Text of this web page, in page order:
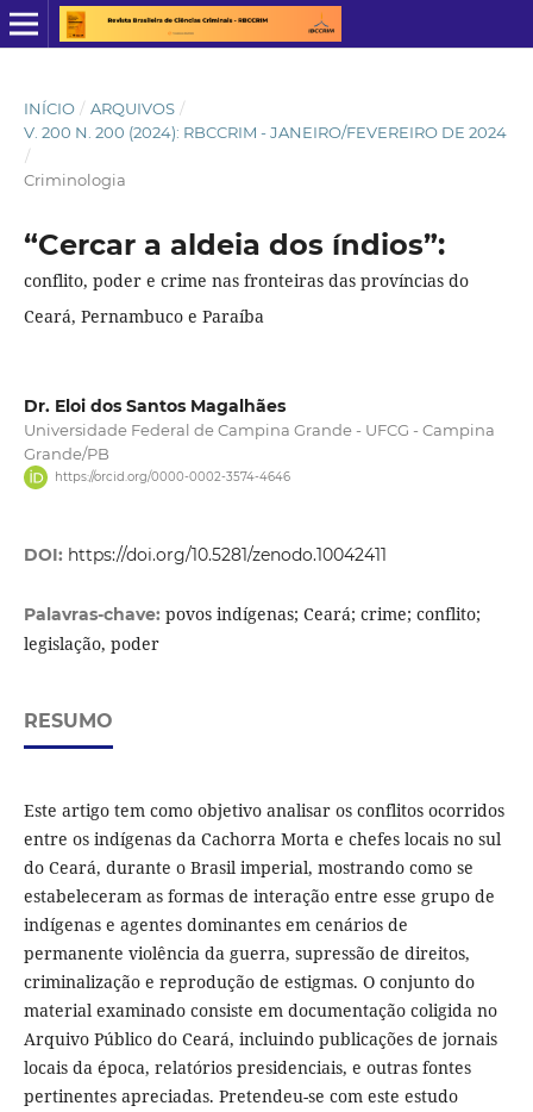
INÍCIO / ARQUIVOS /
V. 200 N. 200 (2024): RBCCRIM - JANEIRO/FEVEREIRO DE 2024
/
Criminologia
“Cercar a aldeia dos índios”:
conflito, poder e crime nas fronteiras das províncias do
Ceará, Pernambuco e Paraíba
Dr. Eloi dos Santos Magalhães
Universidade Federal de Campina Grande - UFCG - Campina
Grande/PB
https://orcid.org/0000-0002-3574-4646
DOI: https://doi.org/10.5281/zenodo.10042411
Palavras-chave: povos indígenas; Ceará; crime; conflito;
legislação, poder
RESUMO
Este artigo tem como objetivo analisar os conflitos ocorridos
entre os indígenas da Cachorra Morta e chefes locais no sul
do Ceará, durante o Brasil imperial, mostrando como se
estabeleceram as formas de interação entre esse grupo de
indígenas e agentes dominantes em cenários de
permanente violência da guerra, supressão de direitos,
criminalização e reprodução de estigmas. O conjunto do
material examinado consiste em documentação coligida no
Arquivo Público do Ceará, incluindo publicações de jornais
locais da época, relatórios presidenciais, e outras fontes
pertinentes apreciadas. Pretendeu-se com este estudo